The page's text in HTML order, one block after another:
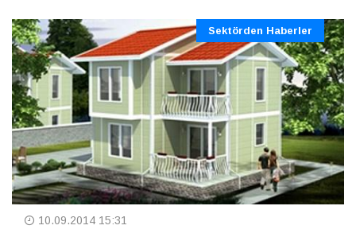
Sektörden Haberler
10.09.2014 15:31